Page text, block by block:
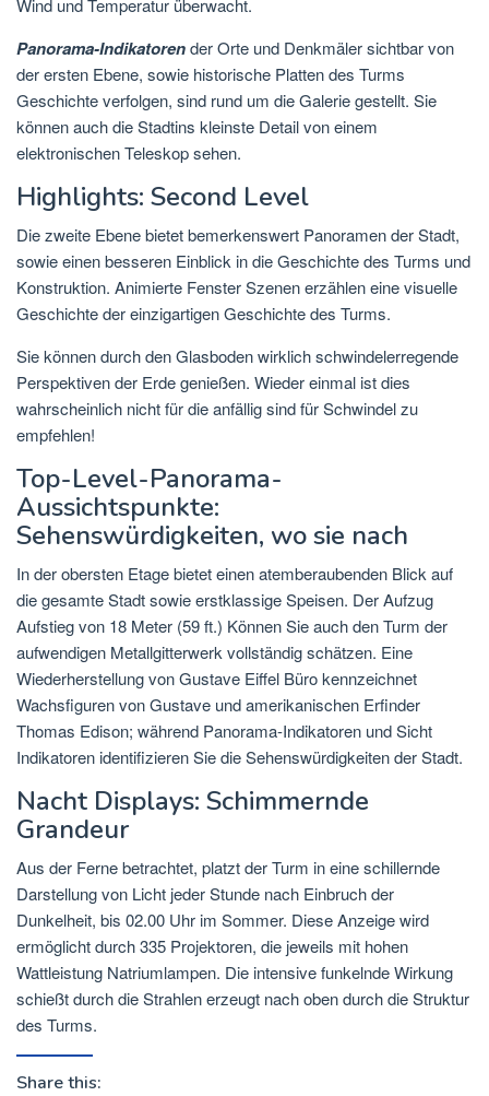
Panorama-Indikatorender Orte und Denkmäler sichtbar von
der ersten Ebene, sowie historische Platten des Turms
Geschichte verfolgen, sind rund um die Galerie gestellt. Sie
können auch die Stadtins kleinste Detail von einem
elektronischen Teleskop sehen.
Highlights: Second Level
Die zweite Ebene bietet bemerkenswert Panoramen der Stadt,
sowie einen besseren Einblick in die Geschichte des Turms und
Konstruktion. Animierte Fenster Szenen erzählen eine visuelle
Geschichte der einzigartigen Geschichte des Turms.
Sie können durch den Glasboden wirklich schwindelerregende
Perspektiven der Erde genießen. Wieder einmal ist dies
wahrscheinlich nicht für die anfällig sind für Schwindel zu
empfehlen!
Top-Level-Panorama-
Aussichtspunkte:
Sehenswürdigkeiten, wo sie nach
In der obersten Etage bietet einen atemberaubenden Blick auf
die gesamte Stadt sowie erstklassige Speisen. Der Aufzug
Aufstieg von 18 Meter (59 ft.) Können Sie auch den Turm der
aufwendigen Metallgitterwerk vollständig schätzen. Eine
Wiederherstellung von Gustave Eiffel Büro kennzeichnet
Wachsfiguren von Gustave und amerikanischen Erfinder
Thomas Edison; während Panorama-Indikatoren und Sicht
Indikatoren identifizieren Sie die Sehenswürdigkeiten der Stadt.
Nacht Displays: Schimmernde
Grandeur
Aus der Ferne betrachtet, platzt der Turm in eine schillernde
Darstellung von Licht jeder Stunde nach Einbruch der
Dunkelheit, bis 02.00 Uhr im Sommer. Diese Anzeige wird
ermöglicht durch 335 Projektoren, die jeweils mit hohen
Wattleistung Natriumlampen. Die intensive funkelnde Wirkung
schießt durch die Strahlen erzeugt nach oben durch die Struktur
des Turms.
Share this: